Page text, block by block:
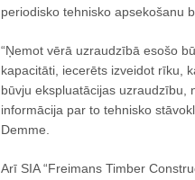
periodisko tehnisko apsekošanu
“Ņemot vērā uzraudzībā esošo
kapacitāti, iecerēts izveidot rīku,
būvju ekspluatācijas uzraudzību,
informācija par to tehnisko
Demme.
Arī SIA “Freimans Timber